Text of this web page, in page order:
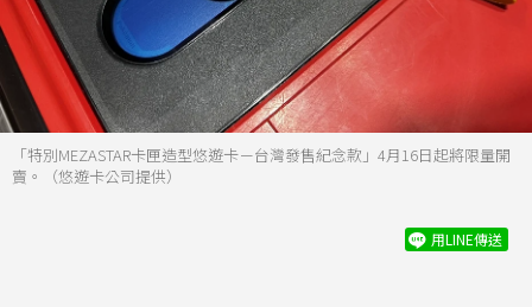
「特別MEZASTAR卡匣造型悠遊卡－台灣發售紀念款」4月16日起將限量開
賣。（悠遊卡公司提供）
用LINE傳送